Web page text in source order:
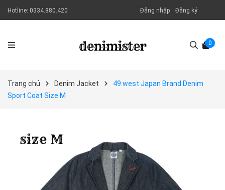
Hotline: 0334.880.420 Đăng nhập Đăng ký
0
Trang chủ Denim Jacket
49.west Japan Brand Denim
Sport Coat Size M